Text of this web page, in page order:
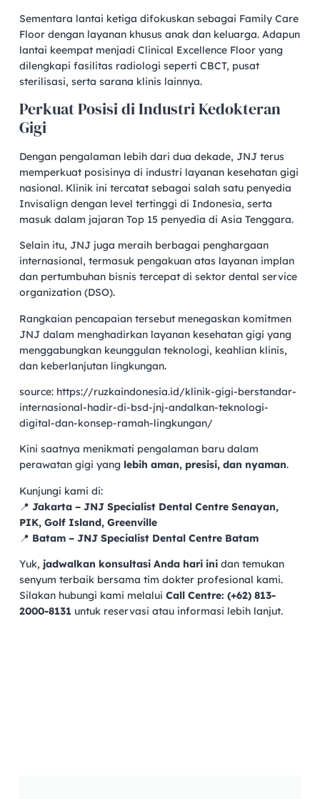
Sementara lantai ketiga difokuskan sebagai Family Care
Floor dengan layanan khusus anak dan keluarga. Adapun
lantai keempat menjadi Clinical Excellence Floor yang
dilengkapi fasilitas radiologi seperti CBCT, pusat
sterilisasi, serta sarana klinis lainnya.
Perkuat Posisi di Industri Kedokteran
Gigi
Dengan pengalaman lebih dari dua dekade, JNJ terus
memperkuat posisinya di industri layanan kesehatan gigi
nasional. Klinik ini tercatat sebagai salah satu penyedia
Invisalign dengan level tertinggi di Indonesia, serta
masuk dalam jajaran Top 15 penyedia di Asia Tenggara.
Selain itu, JNJ juga meraih berbagai penghargaan
internasional, termasuk pengakuan atas layanan implan
dan pertumbuhan bisnis tercepat di sektor dental service
organization (DSO).
Rangkaian pencapaian tersebut menegaskan komitmen
JNJ dalam menghadirkan layanan kesehatan gigi yang
menggabungkan keunggulan teknologi, keahlian klinis,
dan keberlanjutan lingkungan.
source: https://ruzkaindonesia.id/klinik-gigi-berstandar-
internasional-hadir-di-bsd-jnj-andalkan-teknologi-
digital-dan-konsep-ramah-lingkungan/
Kini saatnya menikmati pengalaman baru dalam
perawatan gigi yang lebih aman, presisi, dan nyaman.
Kunjungi kami di:
📍 Jakarta – JNJ Specialist Dental Centre Senayan,
PIK, Golf Island, Greenville
📍 Batam – JNJ Specialist Dental Centre Batam
Yuk, jadwalkan konsultasi Anda hari inidan temukan
senyum terbaik bersama tim dokter profesional kami.
Silakan hubungi kami melalui Call Centre: (+62) 813-
2000-8131untuk reservasi atau informasi lebih lanjut.